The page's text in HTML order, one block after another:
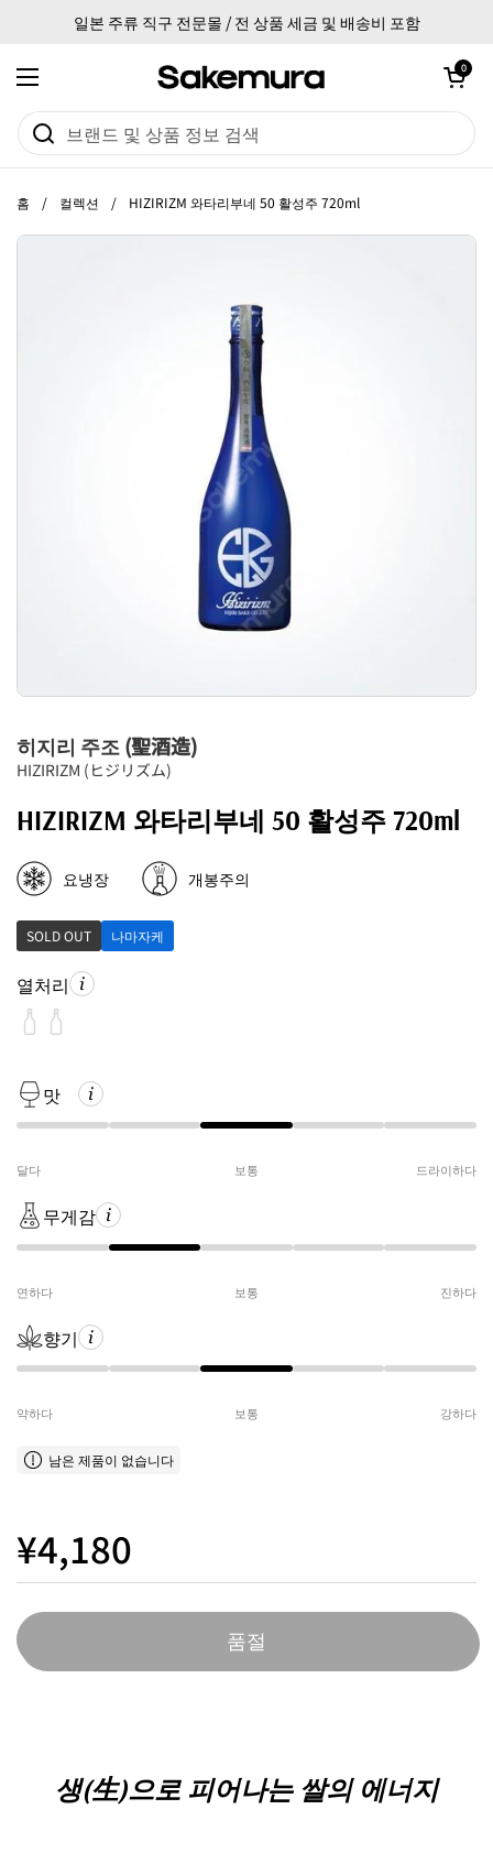
일본 주류 직구 전문몰 / 전 상품 세금 및 배송비 포함
메뉴 열기
카트 열기
0
홈 / 컬렉션 / HIZIRIZM 와타리부네 50 활성주 720ml
히지리 주조 (聖酒造)
HIZIRIZM (ヒジリズム)
HIZIRIZM 와타리부네 50 활성주 720ml
요냉장 개봉주의
SOLD OUT 나마자케
열처리
맛
달다 보통 드라이하다
무게감
연하다 보통 진하다
향기
약하다 보통 강하다
남은 제품이 없습니다
¥4,180
품절
생(生)으로 피어나는 쌀의 에너지